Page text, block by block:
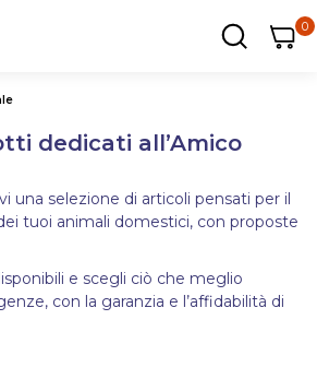
00
dedicati all’Amico
una selezione di articoli pensati per il
tuoi animali domestici, con proposte
e scegli ciò che meglio
con la garanzia e l’affidabilità di